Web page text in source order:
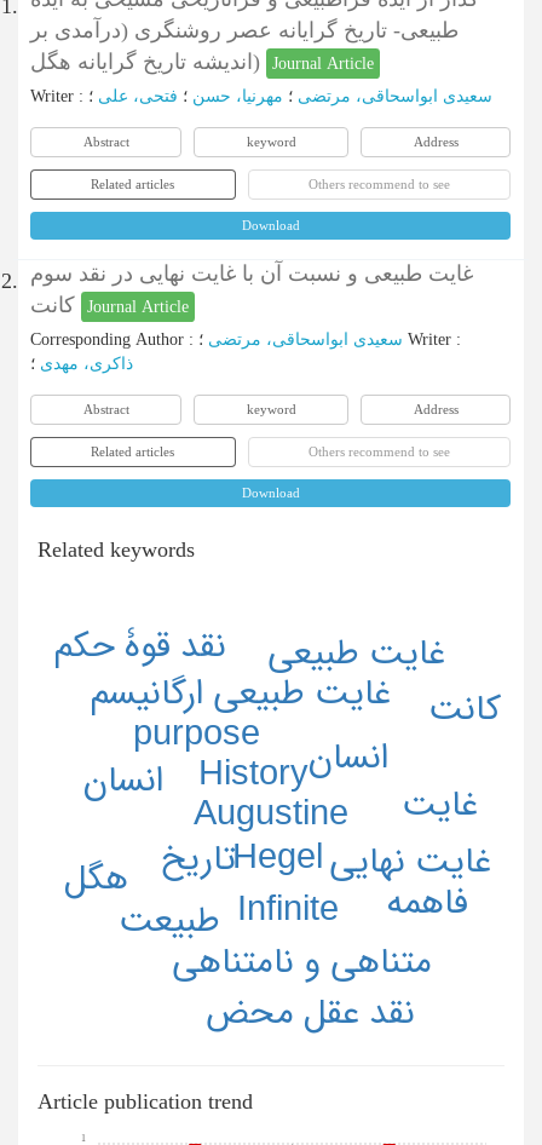
1.
طبیعی- تاریخ گرایانه عصر روشنگری (درآمدی بر
اندیشه تاریخ گرایانه هگل)
Journal Article
Writer : سعیدی ابواسحاقی، مرتضی ؛ مهرنیا، حسن ؛ فتحی، علی ؛
Abstract keyword Address
Related articles Others recommend to see
Download
2. غایت طبیعی و نسبت آن با غایت نهایی در نقد سوم
Journal Article
Corresponding Author : سعیدی ابواسحاقی، مرتضی Writer :
ذاکری، مهدی ؛
Abstract keyword Address
Related articles Others recommend to see
Download
Related keywords
Augustine
Hegel
History
Infinite
purpose
انسان
تاریخ
غایت طبیعی ارگانیسم
غایت نهایی
متناهی و نامتناهی
انسان
طبیعت
غایت
غایت طبیعی
فاهمه
نقد عقل محض
نقد قوۀ حکم
هگل
کانت
Article publication trend
1